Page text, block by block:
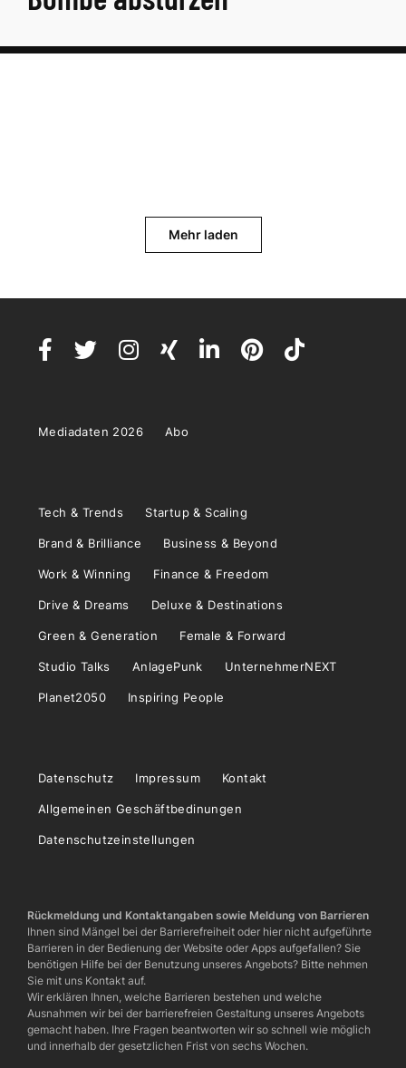
Mehr laden
Mediadaten 2026 Abo
Tech & Trends Startup & Scaling
Brand & Brilliance Business & Beyond
Work & Winning Finance & Freedom
Drive & Dreams Deluxe & Destinations
Green & Generation Female & Forward
Studio Talks AnlagePunk UnternehmerNEXT
Planet2050 Inspiring People
Datenschutz Impressum Kontakt
Allgemeinen Geschäftbedinungen
Datenschutzeinstellungen
Rückmeldung und Kontaktangaben sowie Meldung von Barrieren
Ihnen sind Mängel bei der Barrierefreiheit oder hier nicht aufgeführte
Barrieren in der Bedienung der Website oder Apps aufgefallen? Sie
benötigen Hilfe bei der Benutzung unseres Angebots? Bitte nehmen
Sie mit uns Kontakt auf.
Wir erklären Ihnen, welche Barrieren bestehen und welche
Ausnahmen wir bei der barrierefreien Gestaltung unseres Angebots
gemacht haben. Ihre Fragen beantworten wir so schnell wie möglich
und innerhalb der gesetzlichen Frist von sechs Wochen.